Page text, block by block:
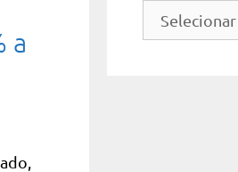
a
Arquivo